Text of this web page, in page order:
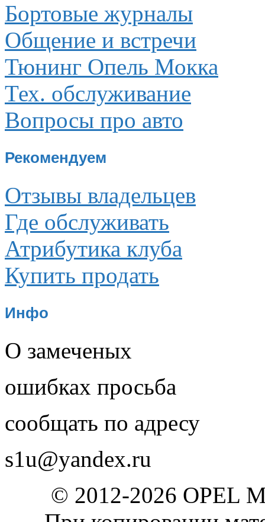
Бортовые журналы
Общение и встречи
Тюнинг Опель Мокка
Тех. обслуживание
Вопросы про авто
Рекомендуем
Отзывы владельцев
Где обслуживать
Атрибутика клуба
Купить продать
Инфо
О замеченых
ошибках просьба
сообщать по адресу
s1u@yandex.ru
© 2012-2026 OPEL